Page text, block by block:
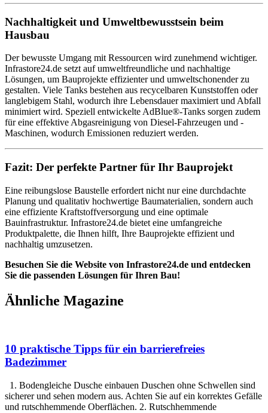
Nachhaltigkeit und Umweltbewusstsein beim
Hausbau
Der bewusste Umgang mit Ressourcen wird zunehmend wichtiger.
Infrastore24.de setzt auf umweltfreundliche und nachhaltige
Lösungen, um Bauprojekte effizienter und umweltschonender zu
gestalten. Viele Tanks bestehen aus recycelbaren Kunststoffen oder
langlebigem Stahl, wodurch ihre Lebensdauer maximiert und Abfall
minimiert wird. Speziell entwickelte AdBlue®-Tanks sorgen zudem
für eine effektive Abgasreinigung von Diesel-Fahrzeugen und -
Maschinen, wodurch Emissionen reduziert werden.
Fazit: Der perfekte Partner für Ihr Bauprojekt
Eine reibungslose Baustelle erfordert nicht nur eine durchdachte
Planung und qualitativ hochwertige Baumaterialien, sondern auch
eine effiziente Kraftstoffversorgung und eine optimale
Bauinfrastruktur. Infrastore24.de bietet eine umfangreiche
Produktpalette, die Ihnen hilft, Ihre Bauprojekte effizient und
nachhaltig umzusetzen.
Besuchen Sie die Website von Infrastore24.de und entdecken
Sie die passenden Lösungen für Ihren Bau!
Ähnliche Magazine
10 praktische Tipps für ein barrierefreies
Badezimmer
1. Bodengleiche Dusche einbauen Duschen ohne Schwellen sind
sicherer und sehen modern aus. Achten Sie auf ein korrektes Gefälle
und rutschhemmende Oberflächen. 2. Rutschhemmende